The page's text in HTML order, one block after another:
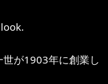
が1903年に創業し